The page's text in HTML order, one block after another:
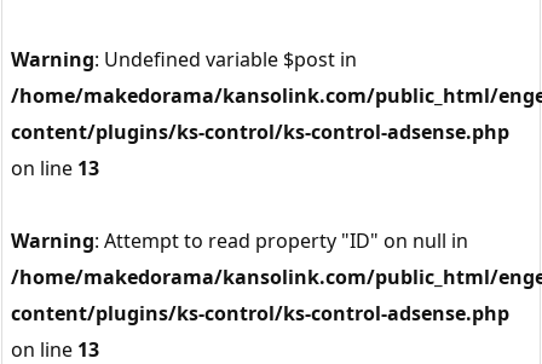
Warning: Undefined variable $post in
/home/makedorama/kansolink.com/public_html/
content/plugins/ks-control/ks-control-adsense.php
on line 13
Warning: Attempt to read property "ID" on null in
/home/makedorama/kansolink.com/public_html/
content/plugins/ks-control/ks-control-adsense.php
on line 13